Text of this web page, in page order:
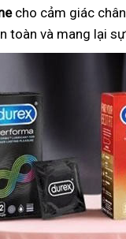
cho cảm giác
toàn và mang lại